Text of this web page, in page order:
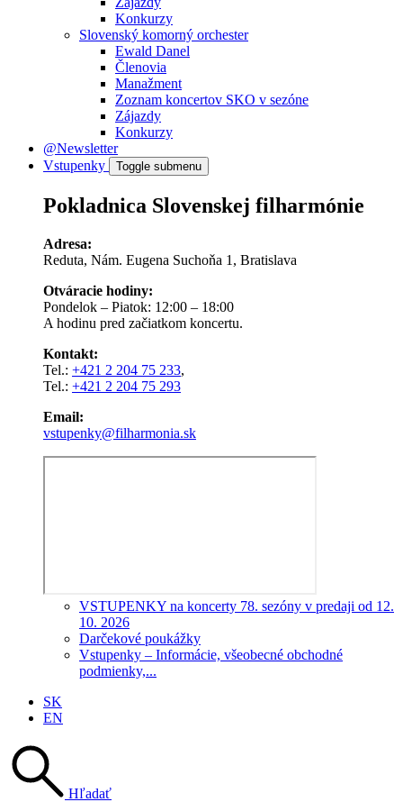
Konkurzy
Slovenský komorný orchester
Ewald Danel
Členovia
Manažment
Zoznam koncertov SKO v sezóne
Zájazdy
Konkurzy
@Newsletter
Vstupenky
Toggle submenu
Pokladnica Slovenskej filharmónie
Adresa:
Reduta, Nám. Eugena Suchoňa 1, Bratislava
Otváracie hodiny:
Pondelok – Piatok: 12:00 – 18:00
A hodinu pred začiatkom koncertu.
Kontakt:
Tel.: +421 2 204 75 233,
Tel.: +421 2 204 75 293
Email:
vstupenky@filharmonia.sk
VSTUPENKY na koncerty 78. sezóny v predaji od 12.
10. 2026
Darčekové poukážky
Vstupenky – Informácie, všeobecné obchodné
podmienky,...
SK
EN
Hľadať